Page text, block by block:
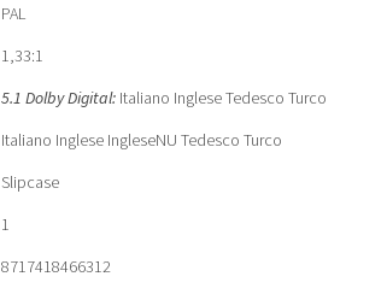
PAL
1,33:1
5.1 Dolby Digital:Italiano Inglese Tedesco Turco
Italiano Inglese IngleseNU Tedesco Turco
Slipcase
1
8717418466312